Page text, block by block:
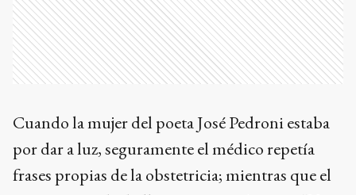
Cuando la mujer del poeta José Pedroni estaba
por dar a luz, seguramente el médico repetía
frases propias de la obstetricia; mientras que el